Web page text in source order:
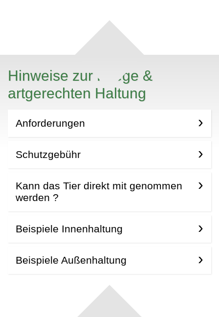
Hinweise zur Pflege &
artgerechten Haltung
Anforderungen
Schutzgebühr
Kann das Tier direkt mit genommen
werden ?
Beispiele Innenhaltung
Beispiele Außenhaltung